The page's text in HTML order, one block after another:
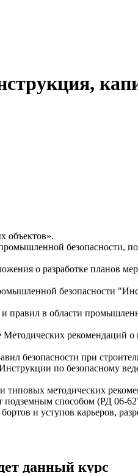
объектов».
безопасности,
о разработке планов
безопасности
в области
рекомендаций
безопасности при
по безопасному
методических
подземным способом (РД 06-
и уступов карьеров,
данный курс